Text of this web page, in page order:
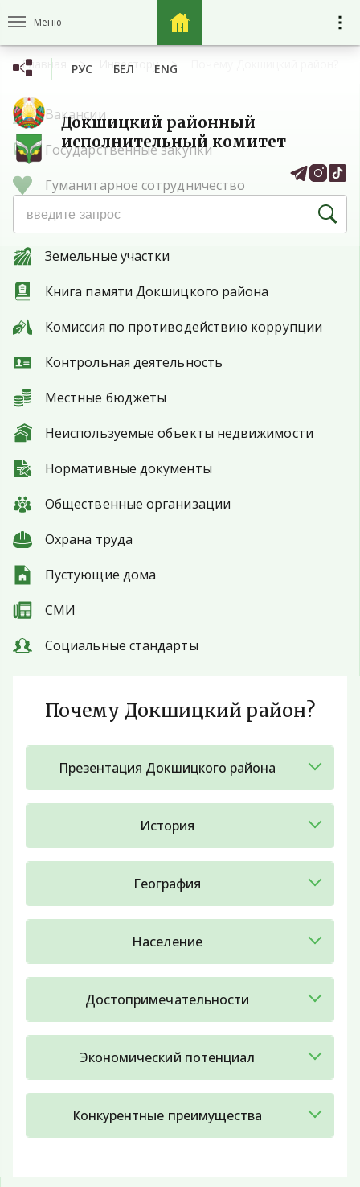
Меню
Докшицкий районный
исполнительный комитет
РУС БЕЛ ENG
Главная Инвестору
Вакансии
Государственные закупки
Гуманитарное сотрудничество
Защита прав потребителей
Земельные участки
Книга памяти Докшицкого района
Комиссия по противодействию коррупции
Контрольная деятельность
Местные бюджеты
Неиспользуемые объекты недвижимости
Нормативные документы
Общественные организации
Охрана труда
Пустующие дома
СМИ
Социальные стандарты
Почему Докшицкий район?
Презентация Докшицкого района
История
География
Население
Достопримечательности
Экономический потенциал
Конкурентные преимущества